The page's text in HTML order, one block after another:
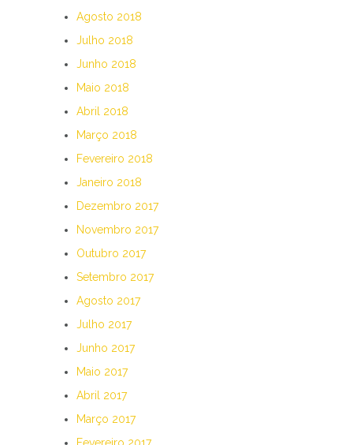
Agosto 2018
Julho 2018
Junho 2018
Maio 2018
Abril 2018
Março 2018
Fevereiro 2018
Janeiro 2018
Dezembro 2017
Novembro 2017
Outubro 2017
Setembro 2017
Agosto 2017
Julho 2017
Junho 2017
Maio 2017
Abril 2017
Março 2017
Fevereiro 2017